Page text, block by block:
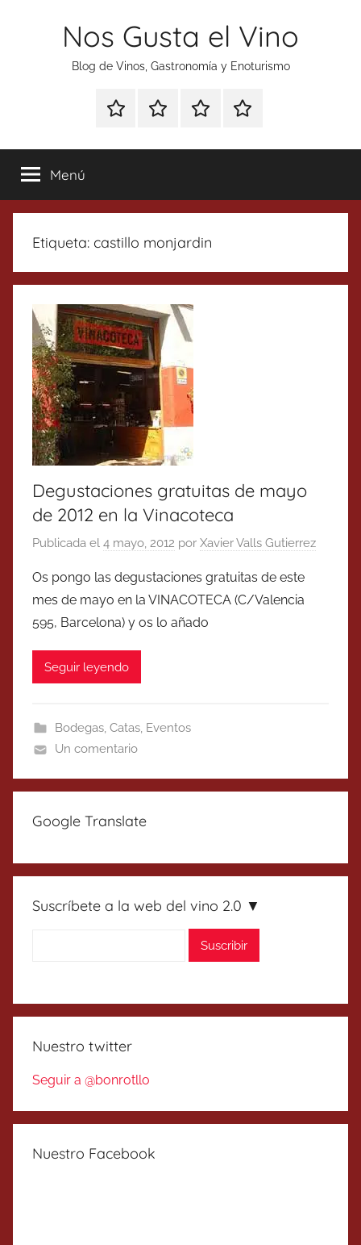
Nos Gusta el Vino
Blog de Vinos, Gastronomía y Enoturismo
Especial
Tonics
Enoturismo
Gastronomía
RankingContacto
Menú
Etiqueta: castillo monjardin
Degustaciones gratuitas de mayo
de 2012 en la Vinacoteca
Publicada el 4 mayo, 2012 por Xavier Valls Gutierrez
Os pongo las degustaciones gratuitas de este
mes de mayo en la VINACOTECA (C/Valencia
595, Barcelona) y os lo añado
Seguir leyendo
Bodegas, Catas, Eventos
Un comentario
Google Translate
Suscríbete a la web del vino 2.0 ▼
Nuestro twitter
Seguir a @bonrotllo
Nuestro Facebook